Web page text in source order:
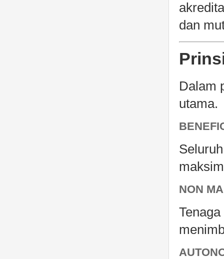
dan
Dalam
utama.
NON